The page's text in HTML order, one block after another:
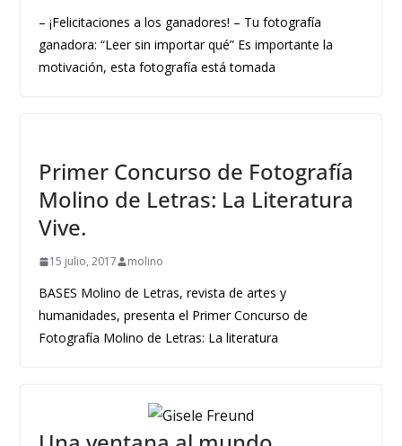
– ¡Felicitaciones a los ganadores! – Tu fotografía
ganadora: “Leer sin importar qué” Es importante la
motivación, esta fotografía está tomada
Primer Concurso de Fotografía
Molino de Letras: La Literatura
Vive.
15 julio, 2017 molino
BASES Molino de Letras, revista de artes y
humanidades, presenta el Primer Concurso de
Fotografía Molino de Letras: La literatura